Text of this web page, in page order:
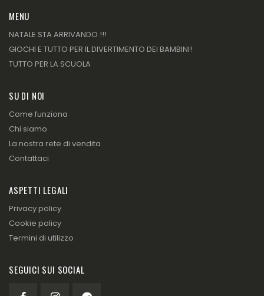
MENU
NATALE STA ARRIVANDO !!!
GIOCHI E TUTTO PER IL DIVERTIMENTO DEI BAMBINI!
TUTTO PER LA SCUOLA
SU DI NOI
Come funziona
Chi siamo
La nostra rete di vendita
Contattaci
ASPETTI LEGALI
Privacy policy
Cookie policy
Termini di utilizzo
SEGUICI SUI SOCIAL